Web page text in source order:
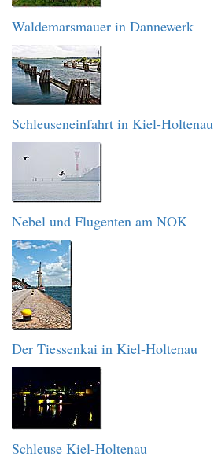
Waldemarsmauer in Dannewerk
Schleuseneinfahrt in Kiel-Holtenau
Nebel und Flugenten am NOK
Der Tiessenkai in Kiel-Holtenau
Schleuse Kiel-Holtenau